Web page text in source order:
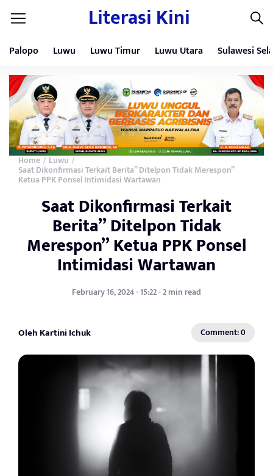
Literasi Kini
Palopo Luwu Luwu Timur Luwu Utara Sulawesi
Home / Luwu /
Saat Dikonfirmasi Terkait Berita” Ditelpon Tidak Merespon”
Ketua PPK Ponsel Intimidasi Wartawan
Saat Dikonfirmasi Terkait
Berita” Ditelpon Tidak
Merespon” Ketua PPK Ponsel
Intimidasi Wartawan
February 16, 2024 - 15:22 - 2 min read
Oleh Kartini Ichuk Comment: 0